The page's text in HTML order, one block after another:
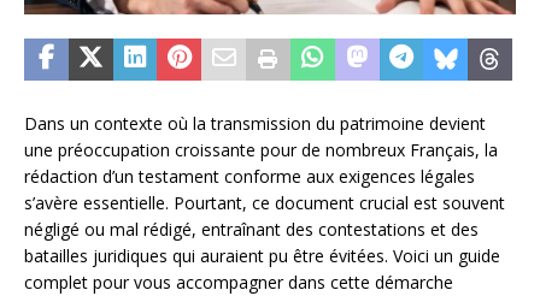
Dans un contexte où la transmission du patrimoine devient
une préoccupation croissante pour de nombreux Français, la
rédaction d’un testament conforme aux exigences légales
s’avère essentielle. Pourtant, ce document crucial est souvent
négligé ou mal rédigé, entraînant des contestations et des
batailles juridiques qui auraient pu être évitées. Voici un guide
complet pour vous accompagner dans cette démarche